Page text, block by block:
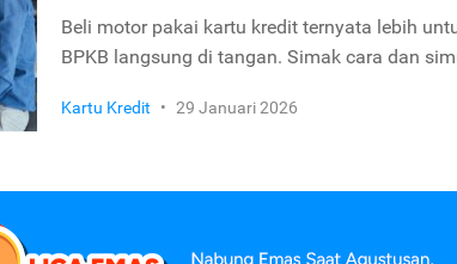
Beli motor pakai kartu kredit ternyata lebih
BPKB langsung di tangan. Simak cara dan
Kartu Kredit • 29 Januari 2026